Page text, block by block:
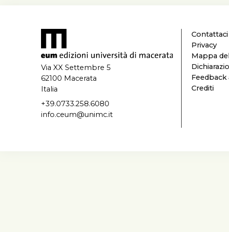
Via XX Settembre 5
62100 Macerata
Italia
+39.0733.258.6080
info.ceum@unimc.it
Contattaci
Privacy
Mappa
Feedback
Crediti